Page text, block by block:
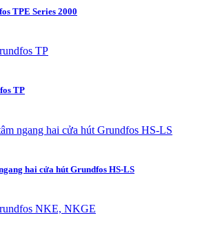
TPE Series 2000
TP
hai cửa hút Grundfos HS-LS